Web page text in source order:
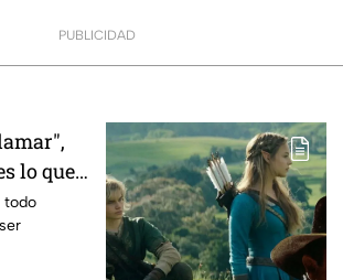
PUBLICIDAD
lo que
todo